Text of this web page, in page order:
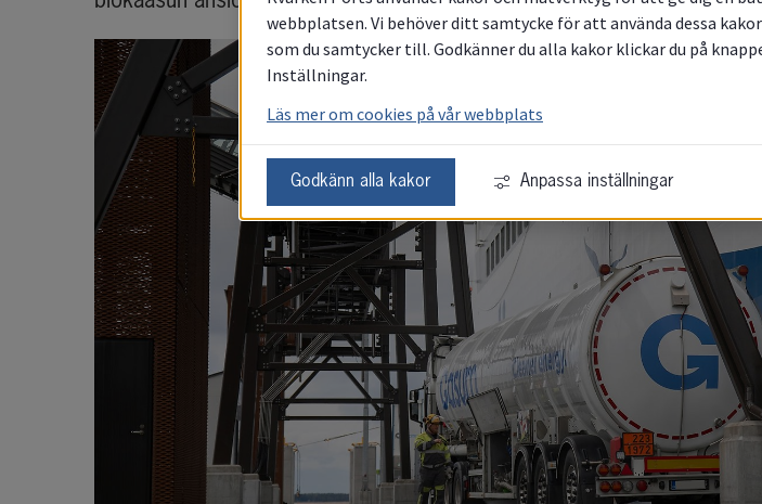
webbplatsen. Vi behöver ditt samtycke för att använda dessa
som du samtycker till. Godkänner du alla kakor klickar du på
Inställningar.
Läs mer om cookies på vår webbplats
Godkänn alla kakor Anpassa inställningar